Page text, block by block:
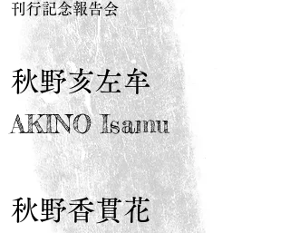
刊行記念報告会
秋野亥左牟
AKINO Isamu
秋野香貫花